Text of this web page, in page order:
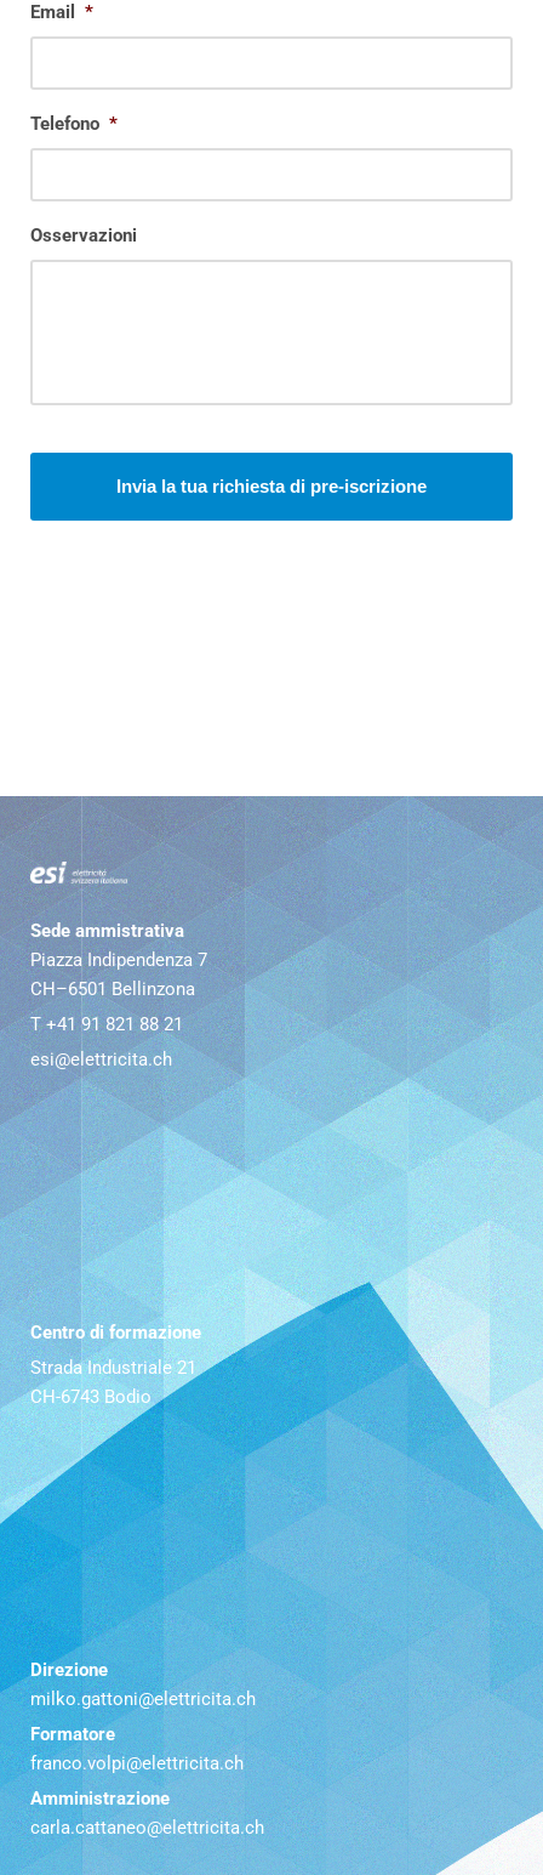
Email *
Telefono *
Osservazioni
Sede ammistrativa
Piazza Indipendenza 7
CH–6501 Bellinzona
T +41 91 821 88 21
esi@elettricita.ch
Centro di formazione
Strada Industriale 21
CH-6743 Bodio
Direzione
milko.gattoni@elettricita.ch
Formatore
franco.volpi@elettricita.ch
Amministrazione
carla.cattaneo@elettricita.ch